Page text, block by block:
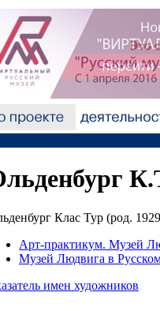
Клас Тур (род.
Арт-практикум. Музей
Музей Людвига в
имен художников